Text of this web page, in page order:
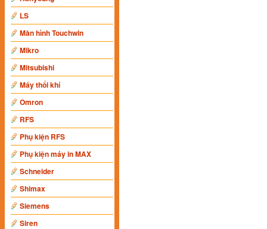
LS
Màn hình Touchwin
Mikro
Mitsubishi
Máy thổi khí
Omron
RFS
Phụ kiện RFS
Phụ kiện máy in MAX
Schneider
Shimax
Siemens
Siren